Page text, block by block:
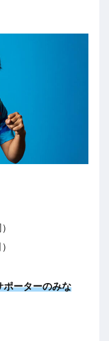
ポーターのみな